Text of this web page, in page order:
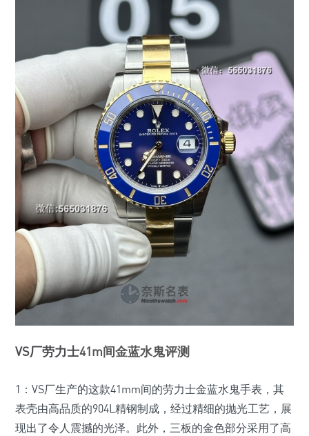
VS厂劳力士41m间金蓝水鬼评测
1：VS厂生产的这款41mm间的劳力士金蓝水鬼手表，其
表壳由高品质的904L精钢制成，经过精细的抛光工艺，展
现出了令人震撼的光泽。此外，三板的金色部分采用了高